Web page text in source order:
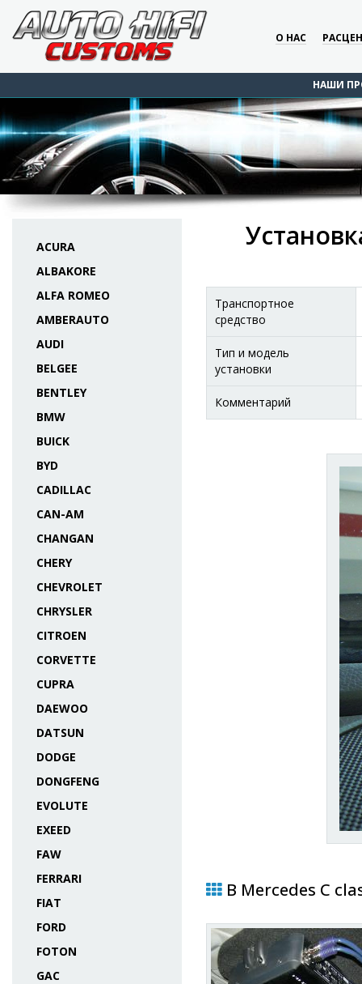
О НАС
НАШИ
ACURA
ALBAKORE
ALFA ROMEO
AMBERAUTO
AUDI
BELGEE
BENTLEY
BMW
BUICK
BYD
CADILLAC
CAN-AM
CHANGAN
CHERY
CHEVROLET
CHRYSLER
CITROEN
CORVETTE
CUPRA
DAEWOO
DATSUN
DODGE
DONGFENG
EVOLUTE
EXEED
FAW
FERRARI
FIAT
FORD
FOTON
GAC
Транспортное
средство
Тип и модель
установки
Комментарий
В Mercedes C